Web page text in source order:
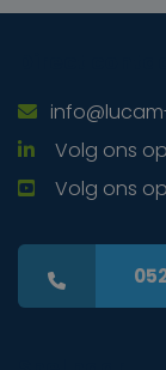
Volg ons
Volg ons